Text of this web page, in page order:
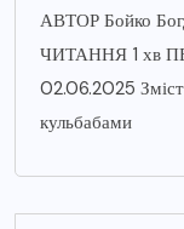
АВТОР Бойко
ЧИТАННЯ 1 хв
02.06.2025
кульбабами